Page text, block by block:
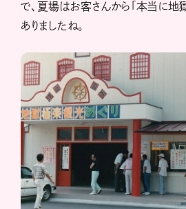
で、夏場はお客さんから「本当に地
ありましたね。